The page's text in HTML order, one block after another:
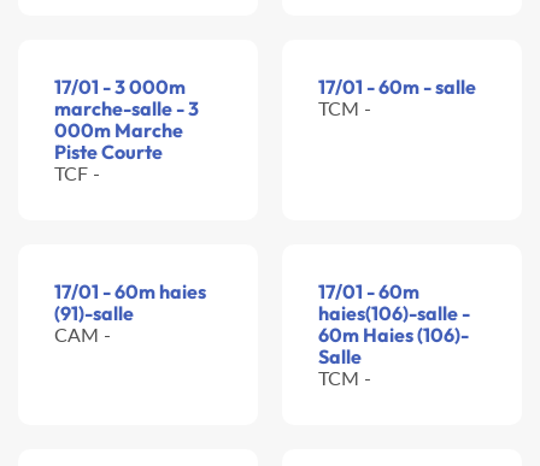
17/01 - 3 000m
marche-salle - 3
000m Marche
Piste Courte
TCF -
17/01 - 60m - salle
TCM -
17/01 - 60m haies
(91)-salle
CAM -
17/01 - 60m
haies(106)-salle -
60m Haies (106)-
Salle
TCM -